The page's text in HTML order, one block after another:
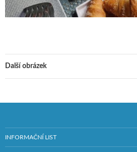
Další obrázek
INFORMAČNÍ LIST